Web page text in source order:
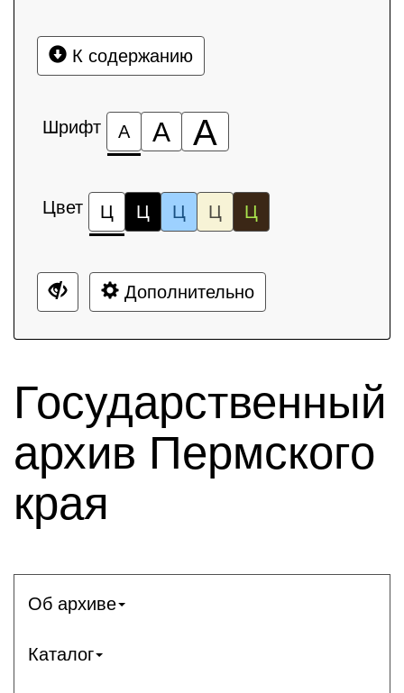
К содержанию
Шрифт А А А
Цвет Ц Ц Ц Ц Ц
Дополнительно
Государственный
архив Пермского
края
Об архиве
Каталог